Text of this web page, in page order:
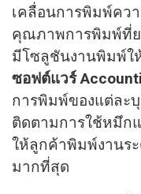
เคลื่อนการพิมพ์ควา
คุณภาพการพิมพ์ที่ย
มีโซลูชันงานพิมพ์ใ
ซอฟต์แวร์
การพิมพ์ของแต่ล
ติดตามการใช้หมึก
ให้ลูกค้าพิมพ์งาน
มากที่สุด